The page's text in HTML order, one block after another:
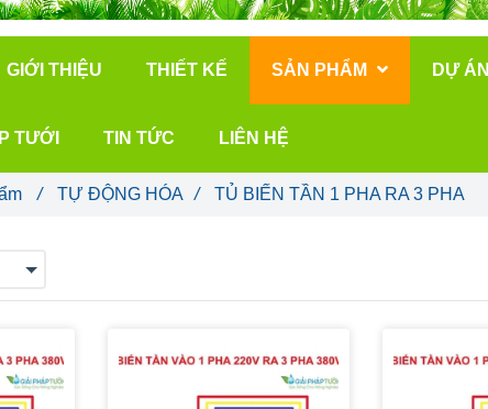
/ TỰ ĐỘNG HÓA / TỦ BIẾN TẦN 1 PHA RA 3 PHA
GIỚI THIỆU THIẾT KẾ SẢN PHẨM DỰ ÁN
TƯỚI TIN TỨC LIÊN HỆ